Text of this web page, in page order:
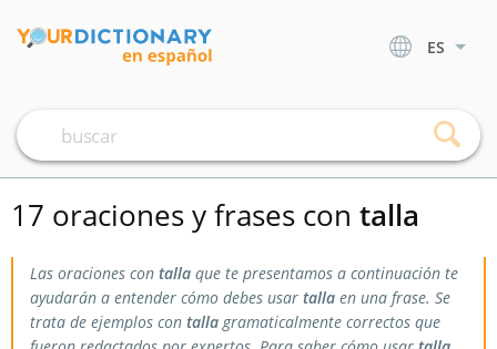
ES
17 oraciones y frases con talla
Las oraciones con talla que te presentamos a continuación te
ayudarán a entender cómo debes usar talla en una frase. Se
trata de ejemplos con tallagramaticalmente correctos que